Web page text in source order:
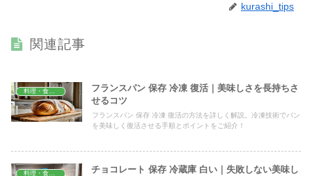
kurashi_tips
関連記事
フランスパン 保存 冷凍 復活｜美味しさを長持ちさ
せるコツ
フランスパン 保存 冷凍 復活の方法を詳しく解説。冷凍技術でパン
を美味しく復活させる手順とポイントをご紹介！
チョコレート 保存 冷蔵庫 白い｜失敗しない美味し